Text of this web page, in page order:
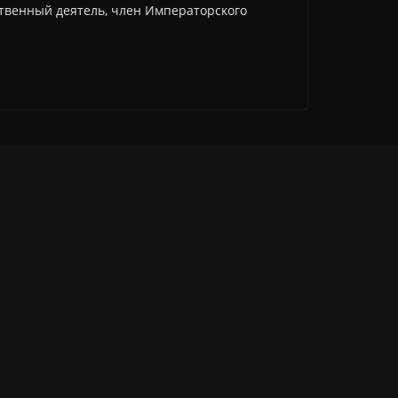
деятель, член Императорского